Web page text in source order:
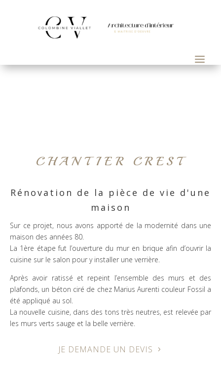
CHANTIER CREST
Rénovation de la pièce de vie d'une
maison
Sur ce projet, nous avons apporté de la modernité dans une
maison des années 80.
La 1ère étape fut l’ouverture du mur en brique afin d’ouvrir la
cuisine sur le salon pour y installer une verrière.
Après avoir ratissé et repeint l’ensemble des murs et des
plafonds, un béton ciré de chez Marius Aurenti couleur Fossil a
été appliqué au sol.
La nouvelle cuisine, dans des tons très neutres, est relevée par
les murs verts sauge et la belle verrière.
JE DEMANDE UN DEVIS